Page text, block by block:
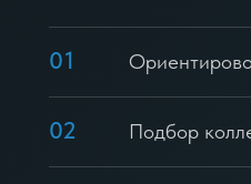
01
02 Подбор